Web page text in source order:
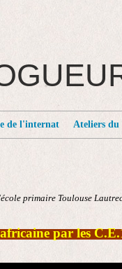
de l'internat Ateliers du
primaire Toulouse
par les